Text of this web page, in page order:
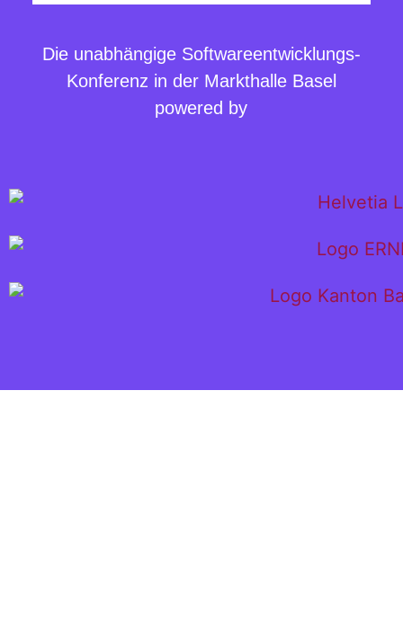
Die unabhängige Softwareentwicklungs-
Konferenz in der Markthalle Basel
powered by